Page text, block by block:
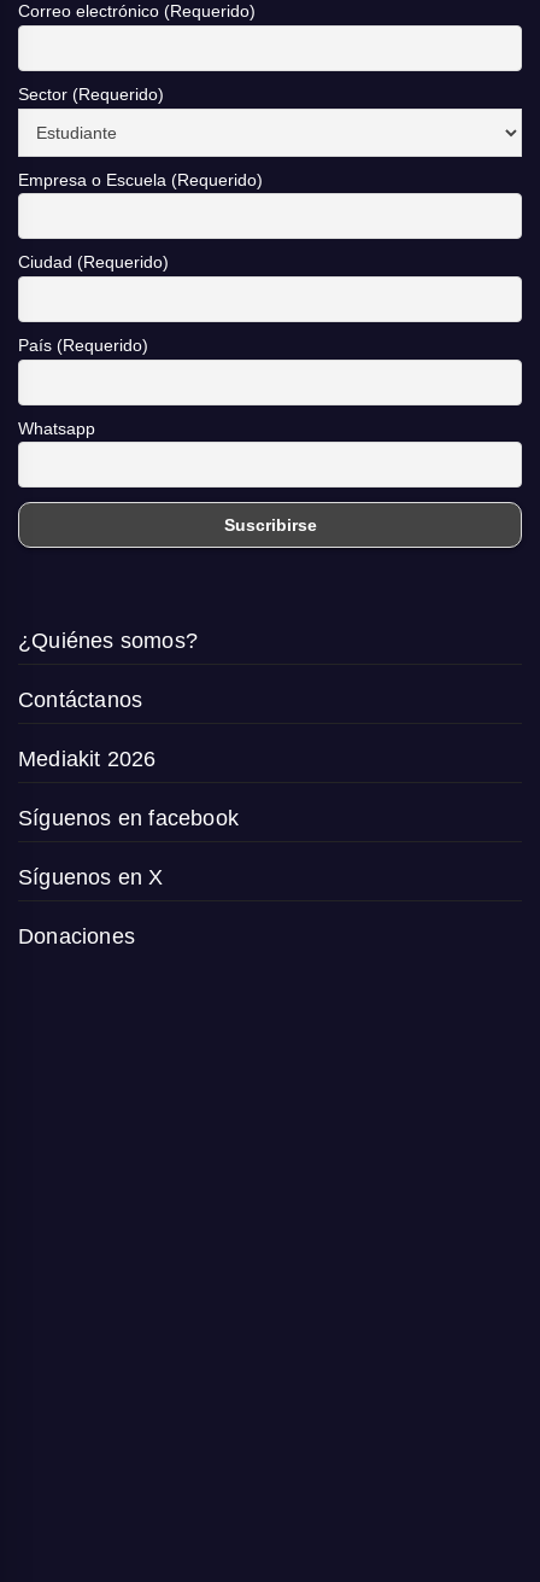
Correo electrónico (Requerido)
Sector (Requerido)
Empresa o Escuela (Requerido)
Ciudad (Requerido)
País (Requerido)
Whatsapp
¿Quiénes somos?
Contáctanos
Mediakit 2026
Síguenos en facebook
Síguenos en X
Donaciones